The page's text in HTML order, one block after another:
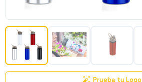
Prueba tu Logo